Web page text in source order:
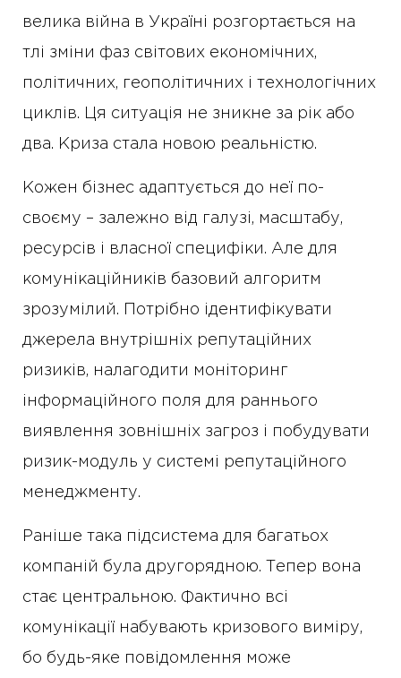
велика війна в Україні розгортається на
тлі зміни фаз світових економічних,
політичних, геополітичних і технологічних
циклів. Ця ситуація не зникне за рік або
два. Криза стала новою реальністю.
Кожен бізнес адаптується до неї по-
своєму – залежно від галузі, масштабу,
ресурсів і власної специфіки. Але для
комунікаційників базовий алгоритм
зрозумілий. Потрібно ідентифікувати
джерела внутрішніх репутаційних
ризиків, налагодити моніторинг
інформаційного поля для раннього
виявлення зовнішніх загроз і побудувати
ризик-модуль у системі репутаційного
менеджменту.
Раніше така підсистема для багатьох
компаній була другорядною. Тепер вона
стає центральною. Фактично всі
комунікації набувають кризового виміру,
бо будь-яке повідомлення може